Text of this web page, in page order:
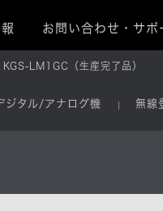
お問い合わせ・サポ
KGS-LM1GC（生産完了品）
ジタル/アナログ機 無線